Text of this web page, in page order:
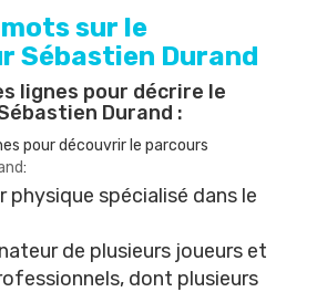
sur le
Sébastien Durand
lignes pour décrire le
Durand :
pour découvrir le parcours
:
physique spécialisé dans le
de plusieurs joueurs et
dont plusieurs